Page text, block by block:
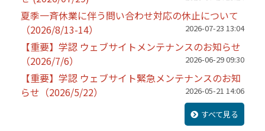
夏季一斉休業に伴う問い合わせ対応の休止について
（2026/8/13-14）
2026-07-23 13:04
【重要】学認 ウェブサイトメンテナンスのお知らせ
（2026/7/6）
2026-06-29 09:30
【重要】学認 ウェブサイト緊急メンテナンスのお知
らせ（2026/5/22）
2026-05-21 14:06
すべて見る